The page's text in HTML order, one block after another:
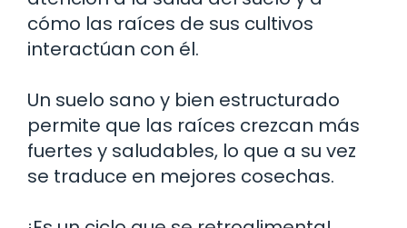
cómo las raíces de sus cultivos
interactúan con él.
Un suelo sano y bien estructurado
permite que las raíces crezcan más
fuertes y saludables, lo que a su vez
se traduce en mejores cosechas.